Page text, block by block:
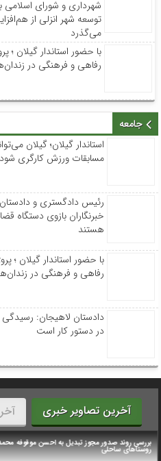
می‌گذرد
با حضور استاندار گیلان
رفاهی و فرهنگی در
استاندار گیلان؛ گیلان
رئیس دادگستری و دادستان
خبرنگاران بازوی دستگاه
با حضور استاندار گیلان ؛
رفاهی و فرهنگی در
در دستور کار است
آخرین تصاویر خبری